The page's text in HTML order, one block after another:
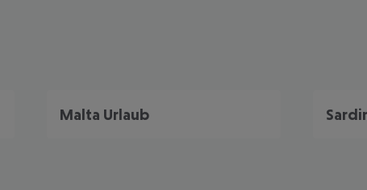
Malta Urlaub